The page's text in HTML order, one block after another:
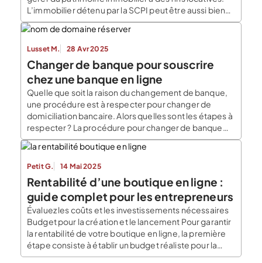
L’immobilier détenu par la SCPI peut être aussi bien
des immeubles d’habitation, des bureaux, ou encore
des locaux à usages commerciaux. Le fait de
regrouper des investisseurs permet généralement
d’accéder […]
Lusset M. 28 Avr 2025
Changer de banque pour souscrire
chez une banque en ligne
Quelle que soit la raison du changement de banque,
une procédure est à respecter pour changer de
domiciliation bancaire. Alors quelles sont les étapes à
respecter ? La procédure pour changer de banque
diffère selon le profil de la personne concernée. Les
particuliers bénéficient d’une aide à la
mobilité bancaire, dispositif mis en place par le
gouvernement […]
Petit G. 14 Mai 2025
Rentabilité d’une boutique en ligne :
guide complet pour les entrepreneurs
Évaluez les coûts et les investissements nécessaires
Budget pour la création et le lancement Pour garantir
la rentabilité de votre boutique en ligne, la première
étape consiste à établir un budget réaliste pour la
création et le lancement de votre plateforme. Les